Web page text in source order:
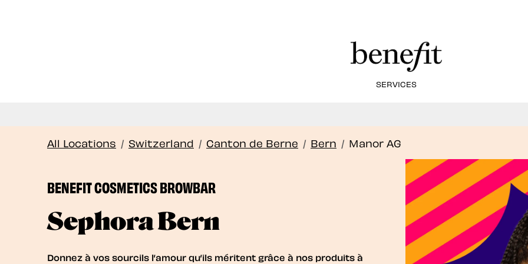
SERVICES
All Locations / Switzerland / Canton de Berne / Bern / Manor AG
BENEFIT COSMETICS BROWBAR
Sephora Bern
Donnez à vos sourcils l’amour qu’ils méritent grâce à nos produits à